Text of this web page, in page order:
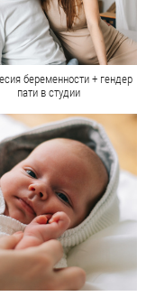
беременности + гендер
пати в студии